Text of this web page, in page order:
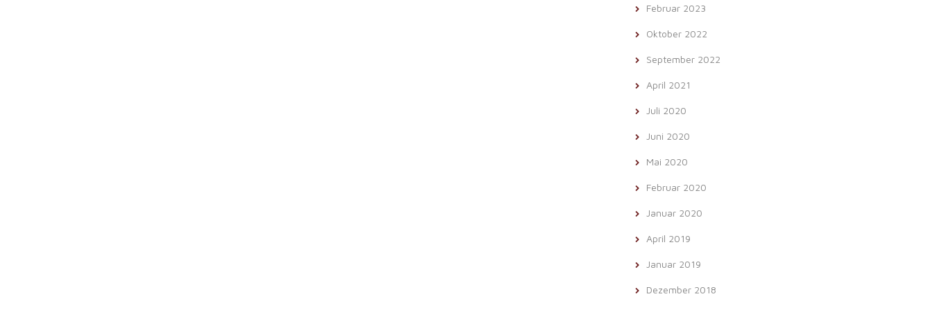
Februar 2023
Oktober 2022
September 2022
April 2021
Juli 2020
Juni 2020
Mai 2020
Februar 2020
Januar 2020
April 2019
Januar 2019
Dezember 2018